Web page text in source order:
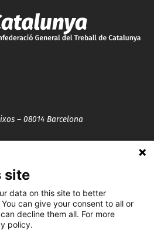
– 08014 Barcelona
site
data on this site to better
can give your consent to all or
decline them all. For more
policy.